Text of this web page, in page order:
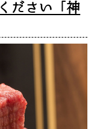
ださい「神